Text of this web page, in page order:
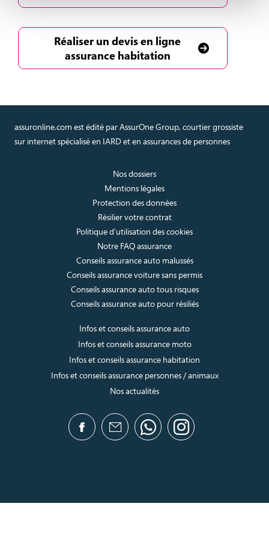
Réaliser un devis en ligne
assurance habitation
assuronline.com est édité par AssurOne Group, courtier grossiste
sur internet spécialisé en IARD et en assurances de personnes
Nos dossiers
Mentions légales
Protection des données
Résilier votre contrat
Politique d’utilisation des cookies
Notre FAQ assurance
Conseils assurance auto malussés
Conseils assurance voiture sans permis
Conseils assurance auto tous risques
Conseils assurance auto pour résiliés
Infos et conseils assurance auto
Infos et conseils assurance moto
Infos et conseils assurance habitation
Infos et conseils assurance personnes / animaux
Nos actualités